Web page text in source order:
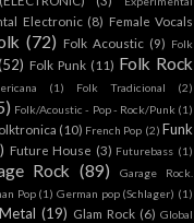
Electronic (8) Female Vocals
(72) Folk Acoustic (9) Folk
Folk Punk (11) Folk Rock
(1) Folk Tradicional (2)
Folk/Acoustic - Pop - Rock/Punk (1)
(10) French Pop (2) Funk
Future House (3) Futurebass (1)
Rock (89)
Garage Rock.
Pop (1) German pop (Schlager) (1)
(19) Glam Rock (6) Global